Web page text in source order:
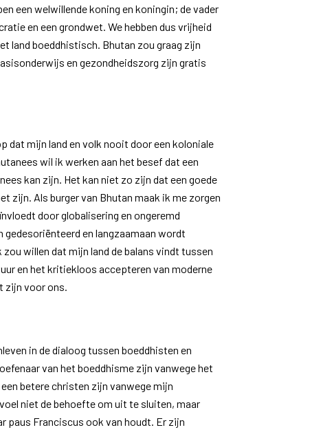
een welwillende koning en koningin; de vader
en een grondwet. We hebben dus vrijheid
land boeddhistisch. Bhutan zou graag zijn
en gezondheidszorg zijn gratis
dat mijn land en volk nooit door een koloniale
wil ik werken aan het besef dat een
kan zijn. Het kan niet zo zijn dat een goede
zijn. Als burger van Bhutan maak ik me zorgen
door globalisering en ongeremd
en langzaamaan wordt
willen dat mijn land de balans vindt tussen
en het kritiekloos accepteren van moderne
zijn voor ons.
in de dialoog tussen boeddhisten en
van het boeddhisme zijn vanwege het
betere christen zijn vanwege mijn
niet de behoefte om uit te sluiten, maar
paus Franciscus ook van houdt. Er zijn